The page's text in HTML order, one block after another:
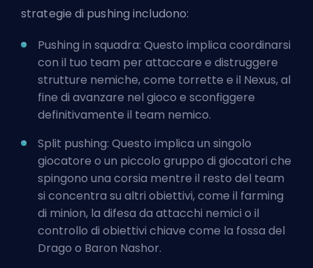
strategie di pushing includono:
Pushing in squadra: Questo implica coordinarsi
con il tuo team per attaccare e distruggere
strutture nemiche, come torrette e il Nexus, al
fine di avanzare nel gioco e sconfiggere
definitivamente il team nemico.
Split pushing: Questo implica un singolo
giocatore o un piccolo gruppo di giocatori che
spingono una corsia mentre il resto del team
si concentra su altri obiettivi, come il farming
di minion, la difesa da attacchi nemici o il
controllo di obiettivi chiave come la fossa del
Drago o Baron Nashor.